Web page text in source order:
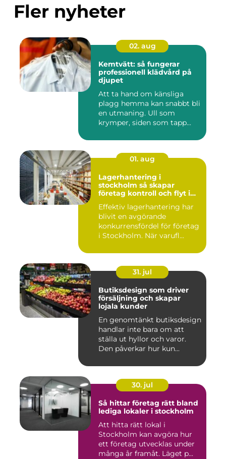
Fler nyheter
02. aug
Kemtvätt: så fungerar
professionell klädvård på
djupet
Att ta hand om känsliga
plagg hemma kan snabbt bli
en utmaning. Ull som
krymper, siden som tapp...
01. aug
Lagerhantering i
stockholm så skapar
företag kontroll och flyt i
Effektiv lagerhantering har
blivit en avgörande
konkurrensfördel för företag
i Stockholm. När varufl...
31. jul
Butiksdesign som driver
försäljning och skapar
lojala kunder
En genomtänkt butiksdesign
handlar inte bara om att
ställa ut hyllor och varor.
Den påverkar hur kun...
30. jul
Så hittar företag rätt bland
lediga lokaler i stockholm
Att hitta rätt lokal i
Stockholm kan avgöra hur
ett företag utvecklas under
många år framåt. Läget p...